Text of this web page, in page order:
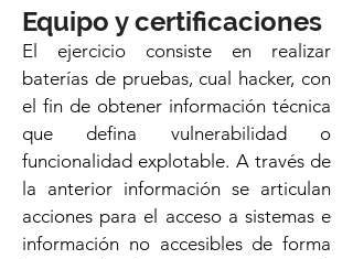
Equipo y certificaciones
El ejercicio consiste en realizar
baterías de pruebas, cual hacker, con
el fin de obtener información técnica
que defina vulnerabilidad o
funcionalidad explotable. A través de
la anterior información se articulan
acciones para el acceso a sistemas e
información no accesibles de forma